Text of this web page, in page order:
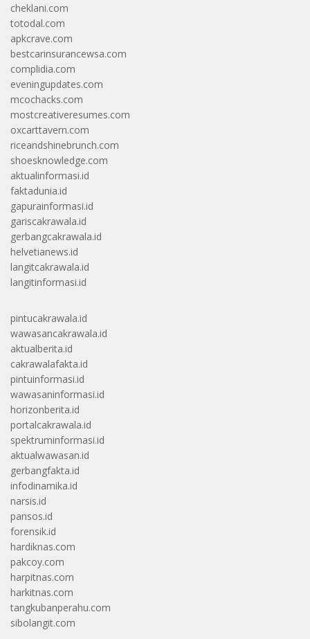
cheklani.com
totodal.com
apkcrave.com
bestcarinsurancewsa.com
complidia.com
eveningupdates.com
mcochacks.com
mostcreativeresumes.com
oxcarttavern.com
riceandshinebrunch.com
shoesknowledge.com
aktualinformasi.id
faktadunia.id
gapurainformasi.id
gariscakrawala.id
gerbangcakrawala.id
helvetianews.id
langitcakrawala.id
langitinformasi.id
pintucakrawala.id
wawasancakrawala.id
aktualberita.id
cakrawalafakta.id
pintuinformasi.id
wawasaninformasi.id
horizonberita.id
portalcakrawala.id
spektruminformasi.id
aktualwawasan.id
gerbangfakta.id
infodinamika.id
narsis.id
pansos.id
forensik.id
hardiknas.com
pakcoy.com
harpitnas.com
harkitnas.com
tangkubanperahu.com
sibolangit.com